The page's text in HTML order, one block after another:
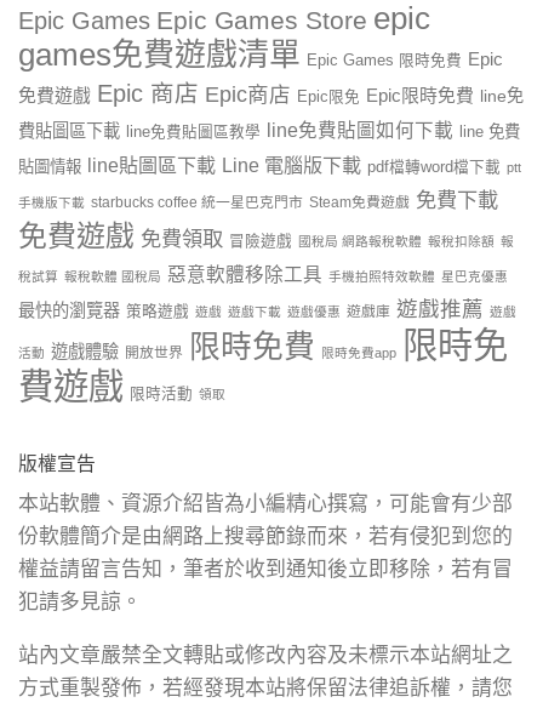
Epic Games Epic Games Store epic
games免費遊戲清單 Epic Games 限時免費 Epic
免費遊戲 Epic 商店 Epic商店 Epic限免 Epic限時免費 line免
費貼圖區下載
line免費貼圖區教學 line免費貼圖如何下載
line 免費
貼圖情報
line貼圖區下載 Line 電腦版下載 pdf檔轉word檔下載 ptt
手機版下載 starbucks coffee 統一星巴克門市 Steam免費遊戲 免費下載
免費遊戲 免費領取 冒險遊戲 國稅局 網路報稅軟體 報稅扣除額 報
稅試算 報稅軟體 國稅局 惡意軟體移除工具 手機拍照特效軟體 星巴克優惠
最快的瀏覽器 策略遊戲 遊戲 遊戲下載 遊戲優惠 遊戲庫 遊戲推薦 遊戲
活動 遊戲體驗 開放世界 限時免費 限時免費app
限時免
費遊戲 限時活動 領取
版權宣告
本站軟體、資源介紹皆為小編精心撰寫，可能會有少部
份軟體簡介是由網路上搜尋節錄而來，若有侵犯到您的
權益請留言告知，筆者於收到通知後立即移除，若有冒
犯請多見諒。
站內文章嚴禁全文轉貼或修改內容及未標示本站網址之
方式重製發佈，若經發現本站將保留法律追訴權，請您